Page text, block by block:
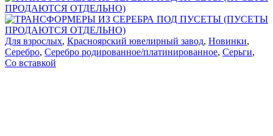
Для взрослых, Красноярский ювелирный завод, Новинки,
Серебро, Серебро родированное/платинированное, Серьги,
Со вставкой